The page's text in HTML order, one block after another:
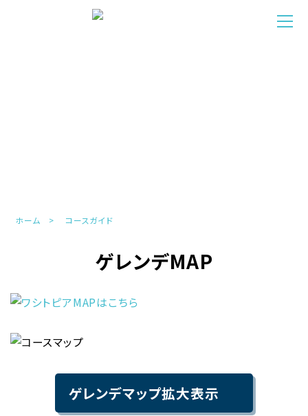
ホーム コースガイド
ゲレンデMAP
ゲレンデマップ拡大表示